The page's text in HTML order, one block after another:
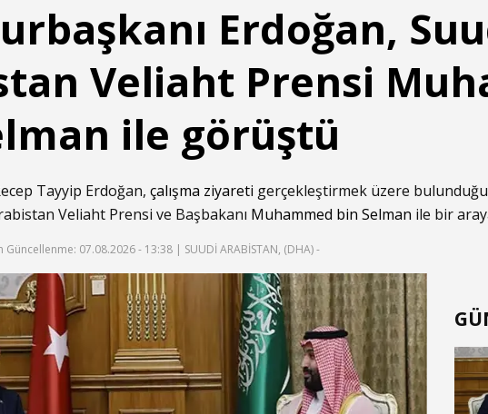
Erdoğan,
Veliaht Prensi
ile görüştü
Tayyip Erdoğan, çalışma ziyareti gerçekleştirmek üzere bulunduğu
Veliaht Prensi ve Başbakanı Muhammed bin Selman ile bir
Güncellenme: 07.08.2026 - 13:38 | SUUDİ ARABİSTAN, (DHA) -